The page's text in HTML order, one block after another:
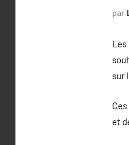
par
Les
sur
et